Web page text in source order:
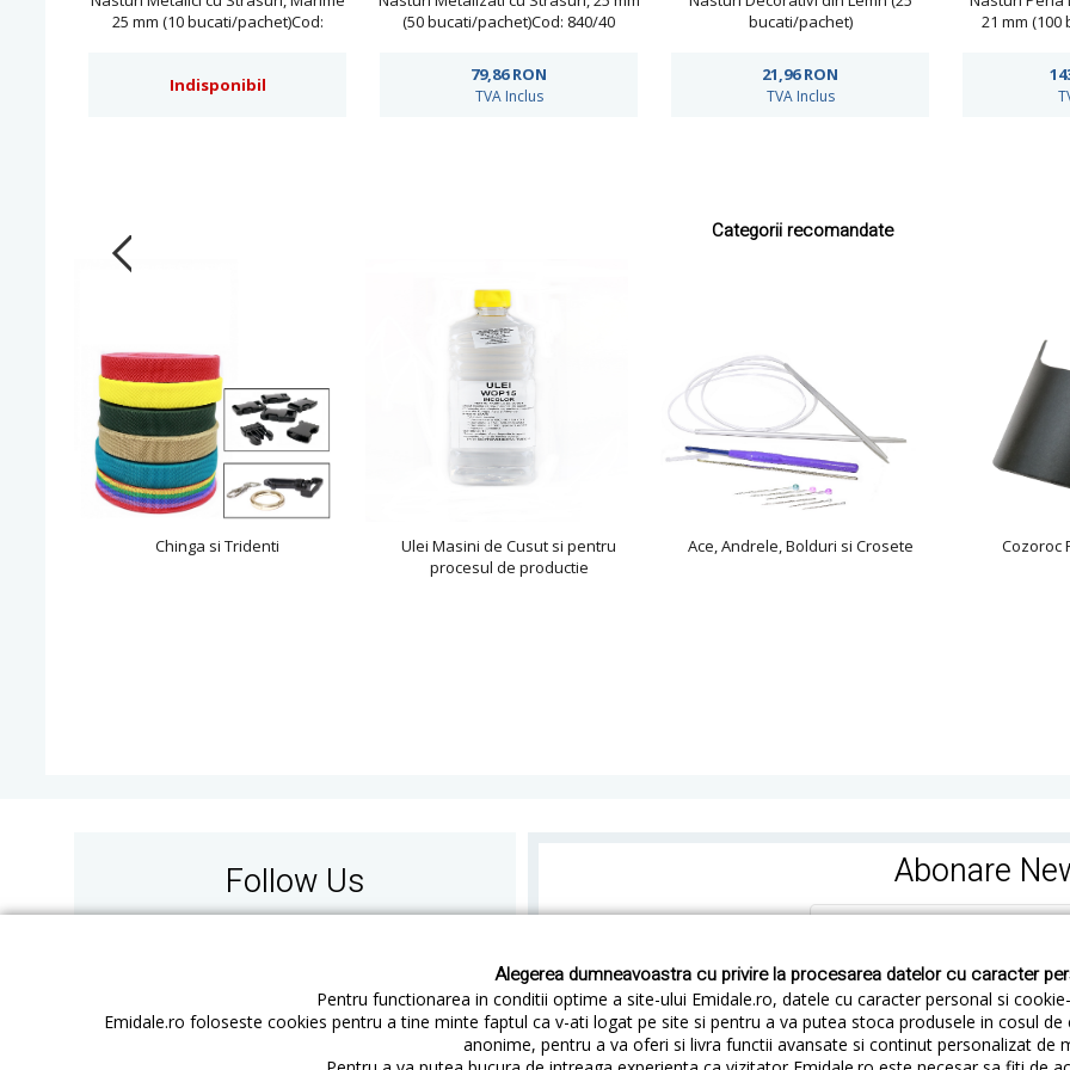
Alegerea dumneavoastra cu privire la procesarea datelor cu caracter
Pentru functionarea in conditii optime a site-ului Emidale.ro, datele cu caracter personal si
Emidale.ro foloseste cookies pentru a tine minte faptul ca v-ati logat pe site si pentru a va putea stoca produsele in cosul
anonime, pentru a va oferi si livra functii avansate si continut personalizat de
25 mm (10 bucati/pachet)Cod:
Indisponibil
(50 bucati/pachet)Cod: 840/40
79,86RON
TVA Inclus
bucati/pachet)
21,96RON
TVA Inclus
21 mm
Categorii recomandate
Chinga si Tridenti
Ulei Masini de Cusut si pentru
procesul de productie
Ace, Andrele, Bolduri si Crosete Cozoroc
Follow Us Abonare